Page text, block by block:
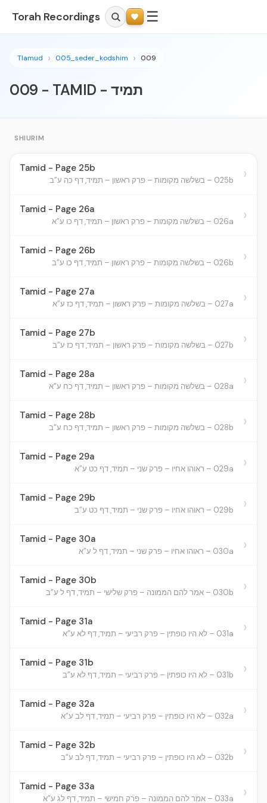
Torah Recordings ☰
Tlamud 005_seder_kodshim 009
009 - TAMID - תמיד
SHIURIM
Tamid - Page 25b
025b – בשלשה מקומות – פרק ראשון – תמיד, דף כה ע”ב ›
Tamid - Page 26a
026a – בשלשה מקומות – פרק ראשון – תמיד, דף כו ע”א ›
Tamid - Page 26b
026b – בשלשה מקומות – פרק ראשון – תמיד, דף כו ע”ב ›
Tamid - Page 27a
027a – בשלשה מקומות – פרק ראשון – תמיד, דף כז ע”א ›
Tamid - Page 27b
027b – בשלשה מקומות – פרק ראשון – תמיד, דף כז ע”ב ›
Tamid - Page 28a
028a – בשלשה מקומות – פרק ראשון – תמיד, דף כח ע”א ›
Tamid - Page 28b
028b – בשלשה מקומות – פרק ראשון – תמיד, דף כח ע”ב ›
Tamid - Page 29a
029a – ראוהו אחיו – פרק שני – תמיד, דף כט ע”א ›
Tamid - Page 29b
029b – ראוהו אחיו – פרק שני – תמיד, דף כט ע”ב ›
Tamid - Page 30a
030a – ראוהו אחיו – פרק שני – תמיד, דף ל ע”א ›
Tamid - Page 30b
030b – אמר להם הממונה – פרק שלישי – תמיד, דף ל ע”ב ›
Tamid - Page 31a
031a – לא היו כופתין – פרק רביעי – תמיד, דף לא ע”א ›
Tamid - Page 31b
031b – לא היו כופתין – פרק רביעי – תמיד, דף לא ע”ב ›
Tamid - Page 32a
032a – לא היו כופתין – פרק רביעי – תמיד, דף לב ע”א ›
Tamid - Page 32b
032b – לא היו כופתין – פרק רביעי – תמיד, דף לב ע”ב ›
Tamid - Page 33a
033a – אמר להם הממונה – פרק חמישי – תמיד, דף לג ע”א ›